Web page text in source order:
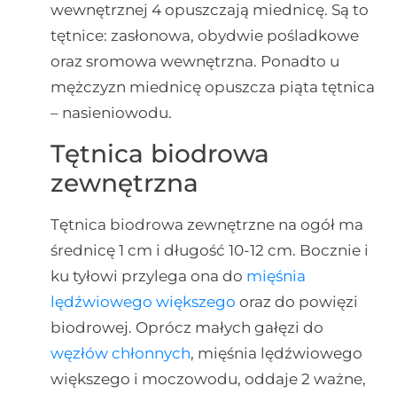
wewnętrznej 4 opuszczają miednicę. Są to
tętnice: zasłonowa, obydwie pośladkowe
oraz sromowa wewnętrzna. Ponadto u
mężczyzn miednicę opuszcza piąta tętnica
– nasieniowodu.
Tętnica biodrowa
zewnętrzna
Tętnica biodrowa zewnętrzne na ogół ma
średnicę 1 cm i długość 10-12 cm. Bocznie i
ku tyłowi przylega ona do mięśnia
lędźwiowego większego oraz do powięzi
biodrowej. Oprócz małych gałęzi do
węzłów chłonnych, mięśnia lędźwiowego
większego i moczowodu, oddaje 2 ważne,